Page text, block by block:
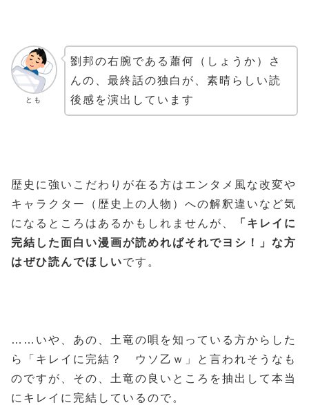
とも
劉邦の右腕である蕭何（しょうか）さ
んの、最終話の独白が、素晴らしい読
後感を演出しています
歴史に強いこだわりが在る方はエンタメ風な改変や
キャラクター（歴史上の人物）への解釈違いなど気
になるところはあるかもしれませんが、
「キレイに
完結した面白い漫画が読めればそれでヨシ！」な方
はぜひ読んでほしいです。
……いや、あの、土竜の唄を知っている方からした
ら「キレイに完結？ ウソ乙ｗ」と言われそうなも
のですが、その、土竜の良いところを抽出して本当
にキレイに完結しているので。